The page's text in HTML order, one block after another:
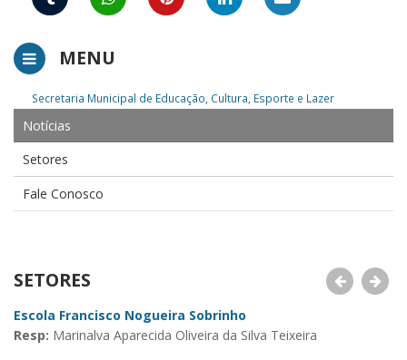
MENU
Secretaria Municipal de Educação, Cultura, Esporte e Lazer
Notícias
Setores
Fale Conosco
SETORES
Escola Francisco Nogueira Sobrinho
Resp: Marinalva Aparecida Oliveira da Silva Teixeira